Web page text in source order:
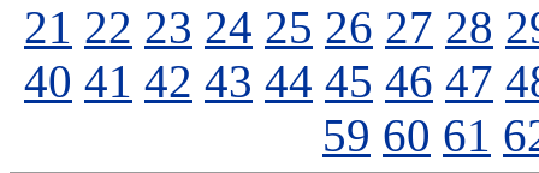
21 22 23 24 25 26 27 28
40 41 42 43 44 45 46 47
59 60 61